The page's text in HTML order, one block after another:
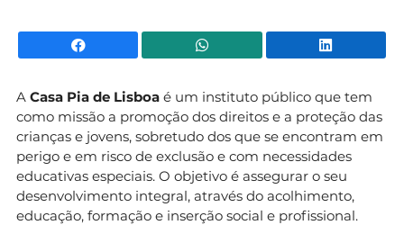
Facebook WhatsApp
A Casa Pia de Lisboa é um instituto público que tem
como missão a promoção dos direitos e a proteção das
crianças e jovens, sobretudo dos que se encontram em
perigo e em risco de exclusão e com necessidades
educativas especiais. O objetivo é assegurar o seu
desenvolvimento integral, através do acolhimento,
educação, formação e inserção social e profissional.